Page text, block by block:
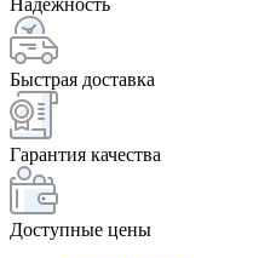
Быстрая доставка
Гарантия качества
Доступные цены